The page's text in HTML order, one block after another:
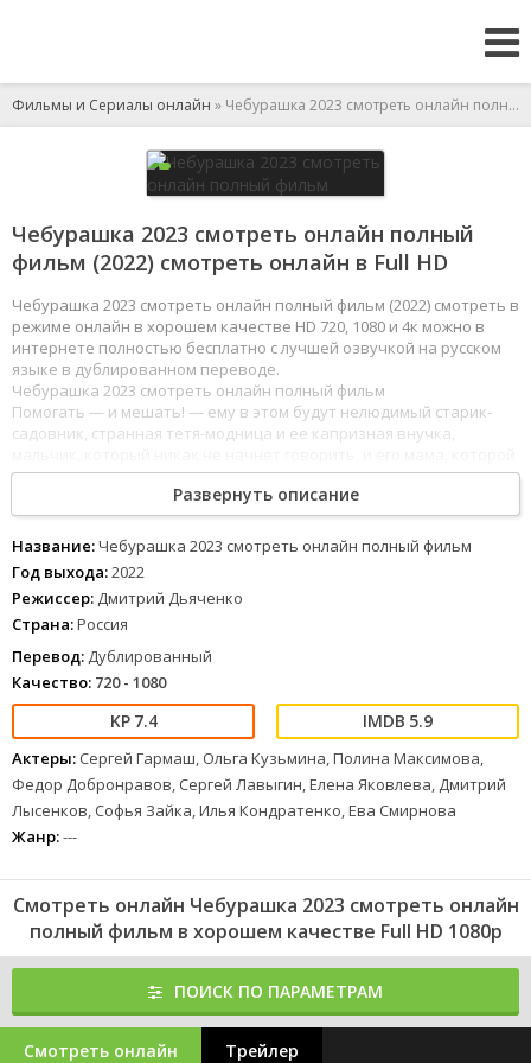
Фильмы и Сериалы онлайн » Чебурашка 2023 смотреть онлайн полный фильм
Чебурашка 2023 смотреть онлайн полный
фильм (2022) смотреть онлайн в Full HD
Чебурашка 2023 смотреть онлайн полный фильм (2022) смотреть в
режиме онлайн в хорошем качестве HD 720, 1080 и 4к можно в
интернете полностью бесплатно с лучшей озвучкой на русском
языке в дублированном переводе.
Чебурашка 2023 смотреть онлайн полный фильм
Помогать — и мешать! — ему в этом будут нелюдимый старик-
садовник, странная тетя-модница и ее капризная внучка,
приходится несладко, хотя она и варит самый вкусный на свете
шоколад. И многие-многие другие, в чью жизнь вместе
с ароматом апельсинов вот-вот ворвутся волшебство
и приключения.
213 217
1234 5 67 8
Развернуть описание
Название:Чебурашка 2023 смотреть онлайн полный фильм
Год выхода:2022
Режиссер: Дмитрий Дьяченко
Страна:Россия
Перевод: Дублированный
Качество: 720 - 1080
7.4 5.9
Актеры: Сергей Гармаш, Ольга Кузьмина, Полина Максимова,
Федор Добронравов, Сергей Лавыгин, Елена Яковлева, Дмитрий
Лысенков, Софья Зайка, Илья Кондратенко, Ева Смирнова
Жанр:---
Смотреть онлайн Чебурашка 2023 смотреть онлайн
полный фильм в хорошем качестве Full HD 1080p
ПОИСК ПО ПАРАМЕТРАМ
Смотреть онлайн Трейлер